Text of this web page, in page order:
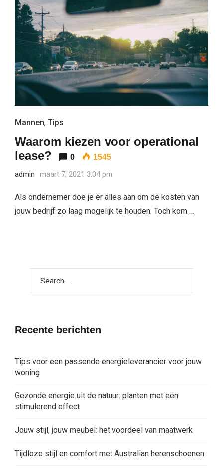
Mannen, Tips
Waarom kiezen voor operational
lease?
0 1545
admin maart 7, 2021 3:04 pm
Als ondernemer doe je er alles aan om de kosten van
jouw bedrijf zo laag mogelijk te houden. Toch kom …
Recente berichten
Tips voor een passende energieleverancier voor jouw
woning
Gezonde energie uit de natuur: planten met een
stimulerend effect
Jouw stijl, jouw meubel: het voordeel van maatwerk
Tijdloze stijl en comfort met Australian herenschoenen